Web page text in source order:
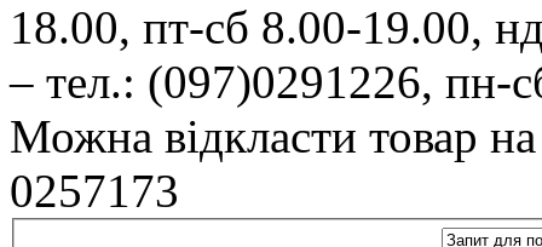
18.00, пт-сб 8.00-19.00,
– тел.: (097)0291226, пн-
Можна відкласти товар
0257173